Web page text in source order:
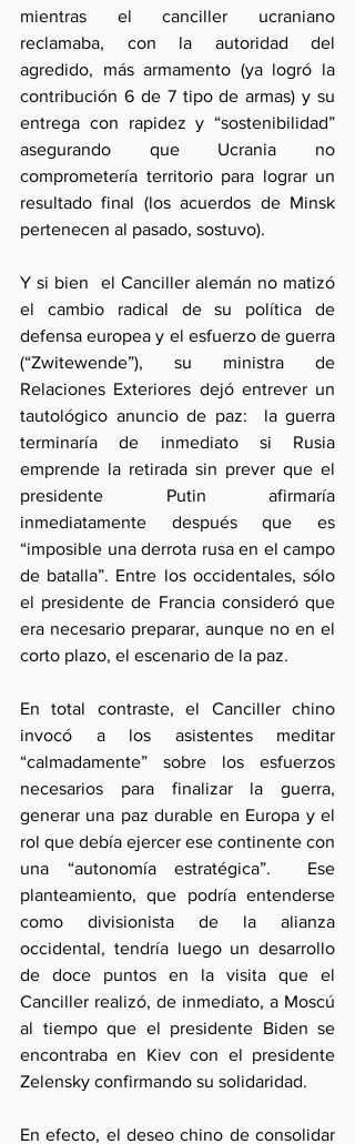
mientras el canciller ucraniano
reclamaba, con la autoridad del
agredido, más armamento (ya logró la
contribución 6 de 7 tipo de armas) y su
entrega con rapidez y “sostenibilidad”
asegurando que Ucrania no
comprometería territorio para lograr un
resultado final (los acuerdos de Minsk
pertenecen al pasado, sostuvo).
Y si bien  el Canciller alemán no matizó
el cambio radical de su política de
defensa europea y el esfuerzo de guerra
(“Zwitewende”), su ministra de
Relaciones Exteriores dejó entrever un
tautológico anuncio de paz:  la guerra
terminaría de inmediato si Rusia
emprende la retirada sin prever que el
presidente Putin afirmaría
inmediatamente después que es
“imposible una derrota rusa en el campo
de batalla”. Entre los occidentales, sólo
el presidente de Francia consideró que
era necesario preparar, aunque no en el
corto plazo, el escenario de la paz.
En total contraste, el Canciller chino
invocó a los asistentes meditar
“calmadamente” sobre los esfuerzos
necesarios para finalizar la guerra,
generar una paz durable en Europa y el
rol que debía ejercer ese continente con
una “autonomía estratégica”.  Ese
planteamiento, que podría entenderse
como divisionista de la alianza
occidental, tendría luego un desarrollo
de doce puntos en la visita que el
Canciller realizó, de inmediato, a Moscú
al tiempo que el presidente Biden se
encontraba en Kiev con el presidente
Zelensky confirmando su solidaridad.
En efecto, el deseo chino de consolidar